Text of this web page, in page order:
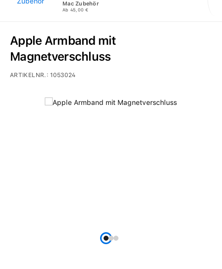
Mac Zubehör
Ab 45,00 €
Bildergalerie überspringen
Apple Armband mit
Magnetverschluss
ARTIKELNR.:1053024